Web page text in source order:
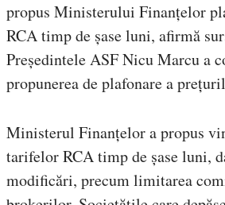
propus Ministerului Finanțelor
RCA timp de șase luni, afirmă
Președintele ASF Nicu Marcu a
propunerea de plafonare a
Ministerul Finanțelor a propus
tarifelor RCA timp de șase luni,
modificări, precum limitarea